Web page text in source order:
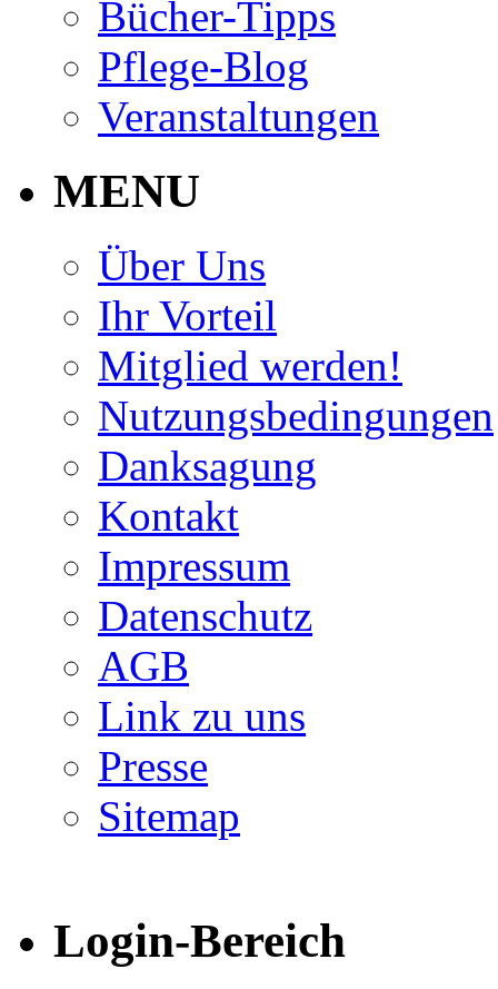
Bücher-Tipps
Pflege-Blog
Veranstaltungen
MENU
Über Uns
Ihr Vorteil
Mitglied werden!
Nutzungsbedingungen
Danksagung
Kontakt
Impressum
Datenschutz
AGB
Link zu uns
Presse
Sitemap
Login-Bereich